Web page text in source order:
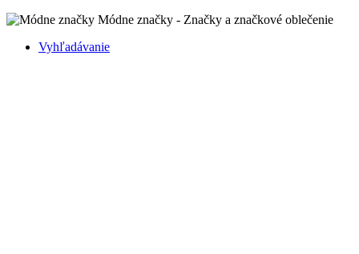
Módne značky - Značky a značkové oblečenie
Vyhľadávanie